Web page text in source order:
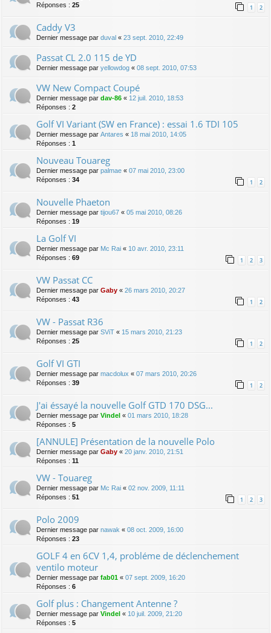
Réponses : 25 1 2
Caddy V3
Dernier message par duval « 23 sept. 2010, 22:49
Passat CL 2.0 115 de YD
Dernier message par yellowdog « 08 sept. 2010, 07:53
VW New Compact Coupé
Dernier message par dav-86 « 12 juil. 2010, 18:53
Réponses : 2
Golf VI Variant (SW en France) : essai 1.6 TDI 105
Dernier message par Antares « 18 mai 2010, 14:05
Réponses : 1
Nouveau Touareg
Dernier message par palmae « 07 mai 2010, 23:00
Réponses : 34 1 2
Nouvelle Phaeton
Dernier message par tijou67 « 05 mai 2010, 08:26
Réponses : 19
La Golf VI
Dernier message par Mc Rai « 10 avr. 2010, 23:11
Réponses : 69 1 2 3
VW Passat CC
Dernier message par Gaby « 26 mars 2010, 20:27
Réponses : 43 1 2
VW - Passat R36
Dernier message par SViT « 15 mars 2010, 21:23
Réponses : 25 1 2
Golf VI GTI
Dernier message par macdolux « 07 mars 2010, 20:26
Réponses : 39 1 2
J'ai éssayé la nouvelle Golf GTD 170 DSG...
Dernier message par Vindel « 01 mars 2010, 18:28
Réponses : 5
[ANNULE] Présentation de la nouvelle Polo
Dernier message par Gaby « 20 janv. 2010, 21:51
Réponses : 11
VW - Touareg
Dernier message par Mc Rai « 02 nov. 2009, 11:11
Réponses : 51 1 2 3
Polo 2009
Dernier message par nawak « 08 oct. 2009, 16:00
Réponses : 23
GOLF 4 en 6CV 1,4, probléme de déclenchement
ventilo moteur
Dernier message par fab01 « 07 sept. 2009, 16:20
Réponses : 6
Golf plus : Changement Antenne ?
Dernier message par Vindel « 10 juil. 2009, 21:20
Réponses : 5